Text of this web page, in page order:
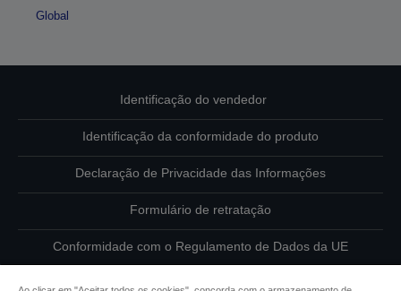
Global
Identificação do vendedor
Identificação da conformidade do produto
Declaração de Privacidade das Informações
Formulário de retratação
Conformidade com o Regulamento de Dados da UE